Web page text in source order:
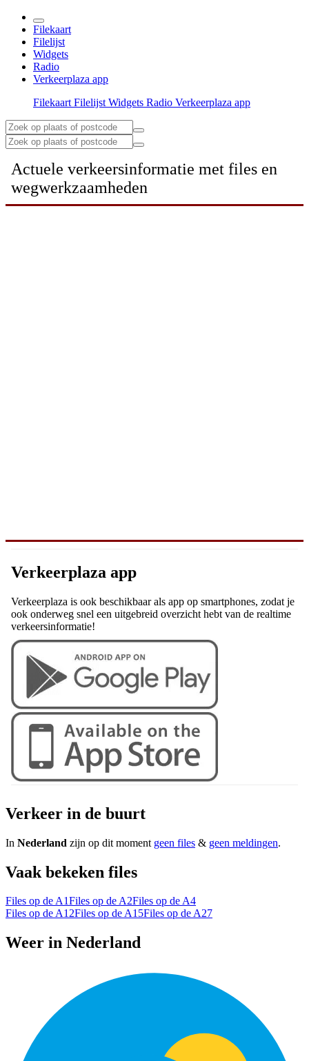
Filekaart
Filelijst
Widgets
Radio
Verkeerplaza app
Filekaart Filelijst Widgets Radio Verkeerplaza app
Actuele verkeersinformatie met files en
wegwerkzaamheden
Verkeerplaza app
Verkeerplaza is ook beschikbaar als app op smartphones, zodat je
ook onderweg snel een uitgebreid overzicht hebt van de realtime
verkeersinformatie!
Verkeer in de buurt
In Nederland zijn op dit moment geen files & geen meldingen.
Vaak bekeken files
Files op de A1Files op de A2Files op de A4
Files op de A12Files op de A15Files op de A27
Weer in Nederland